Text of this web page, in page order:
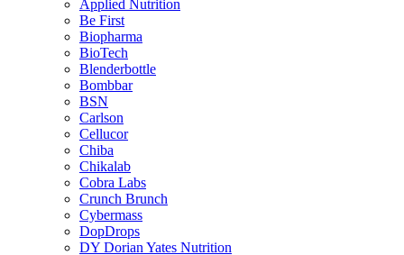
Applied Nutrition
Be First
Biopharma
BioTech
Blenderbottle
Bombbar
BSN
Carlson
Cellucor
Chiba
Chikalab
Cobra Labs
Crunch Brunch
Cybermass
DopDrops
DY Dorian Yates Nutrition